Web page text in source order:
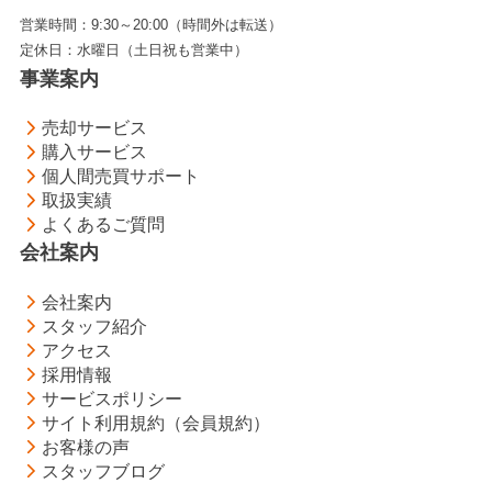
営業時間：9:30～20:00（時間外は転送）
定休日：水曜日（土日祝も営業中）
事業案内
売却サービス
購入サービス
個人間売買サポート
取扱実績
よくあるご質問
会社案内
会社案内
スタッフ紹介
アクセス
採用情報
サービスポリシー
サイト利用規約（会員規約）
お客様の声
スタッフブログ